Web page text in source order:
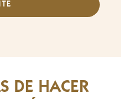
DE HACER